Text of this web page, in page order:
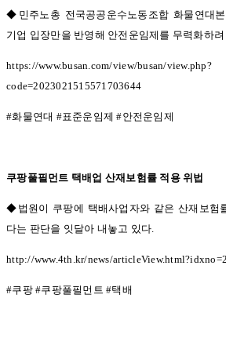
◆민주노총 전국공공운수노동조합 화물연대
기업 입장만을 반영해 안전운임제를 무력화하
https://www.busan.com/view/busan/view.php?
code=2023021515571703644
#화물연대 #표준운임제#안전운임제
쿠팡풀필먼트 택배업 산재보험률 적용 위법
◆법원이 쿠팡에 택배사업자와 같은 산재보험
다는 판단을 잇달아 내놓고 있다.
http://www.4th.kr/news/
#쿠팡#쿠팡풀필먼트#택배